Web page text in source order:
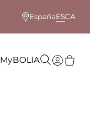
EspañaESCA
MyBOLIA